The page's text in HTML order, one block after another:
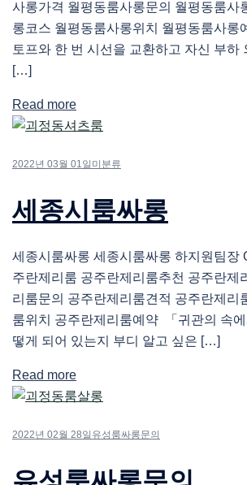
사롱가격 월평동룸사롱문의 월평동룸사
롱코스 월평동룸사롱위치 월평동룸사롱
토프와 한 번 시선을 교환하고 자신 부하
[…]
Read more
2022년 03월 01일 미분류
세종시룸싸롱
세종시룸싸롱 세종시룸싸롱 하지원팀장
주란제리룸 공주란제리룸추천 공주란제
리룸문의 공주란제리룸견적 공주란제리
룸위치 공주란제리룸예약 「귀관의 속
떻게 되어 있는지 부디 알고 싶은 […]
Read more
2022년 02월 28일 유성룸싸롱문의